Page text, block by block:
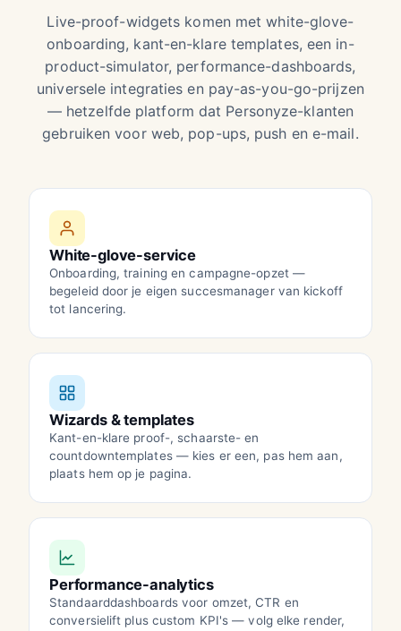
Live-proof-widgets komen met white-glove-
onboarding, kant-en-klare templates, een in-
product-simulator, performance-dashboards,
universele integraties en pay-as-you-go-prijzen
— hetzelfde platform dat Personyze-klanten
gebruiken voor web, pop-ups, push en e-mail.
White-glove-service
Onboarding, training en campagne-opzet —
begeleid door je eigen succesmanager van kickoff
tot lancering.
Wizards & templates
Kant-en-klare proof-, schaarste- en
countdowntemplates — kies er een, pas hem aan,
plaats hem op je pagina.
Performance-analytics
Standaarddashboards voor omzet, CTR en
conversielift plus custom KPI's — volg elke render,